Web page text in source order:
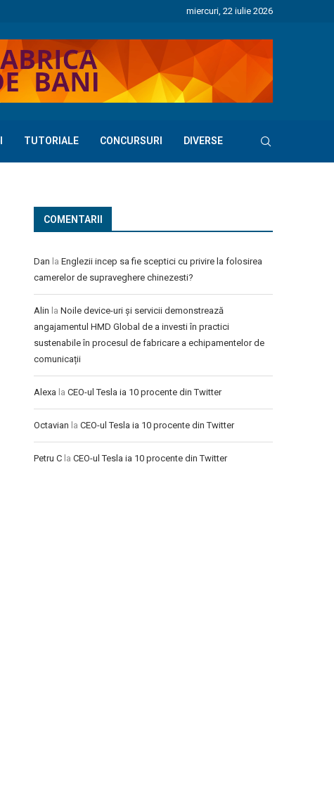
miercuri, 22 iulie 2026
TUTORIALE CONCURSURI DIVERSE
COMENTARII
Dan la Englezii incep sa fie sceptici cu privire la folosirea
camerelor de supraveghere chinezesti?
Alin la Noile device-uri și servicii demonstrează
angajamentul HMD Global de a investi în practici
sustenabile în procesul de fabricare a echipamentelor de
comunicații
Alexa la CEO-ul Tesla ia 10 procente din Twitter
Octavian la CEO-ul Tesla ia 10 procente din Twitter
Petru C la CEO-ul Tesla ia 10 procente din Twitter